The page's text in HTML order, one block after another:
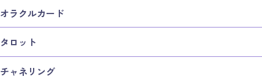
オラクルカード
タロット
チャネリング